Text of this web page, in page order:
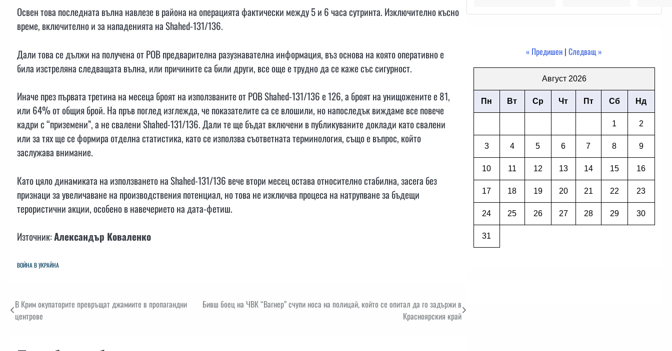
Освен това последната вълна навлезе в района на операцията фактически между 5 и 6 часа сутринта. Изключително късно
време, включително и за нападенията на Shahed-131/136.
Дали това се дължи на получена от РОВ предварителна разузнавателна информация, въз основа на която оперативно е
била изстреляна следващата вълна, или причините са били други, все още е трудно да се каже със сигурност.
Иначе през първата третина на месеца броят на използваните от РОВ Shahed-131/136 е 126, а броят на унищожените е 81,
или 64% от общия брой. На пръв поглед изглежда, че показателите са се влошили, но напоследък виждаме все повече
кадри с “приземени”, а не свалени Shahed-131/136. Дали те ще бъдат включени в публикуваните доклади като свалени
или за тях ще се формира отделна статистика, като се използва съответната терминология, също е въпрос, който
заслужава внимание.
Като цяло динамиката на използването на Shahed-131/136 вече втори месец остава относително стабилна, засега без
признаци за увеличаване на производствения потенциал, но това не изключва процеса на натрупване за бъдещи
терористични акции, особено в навечерието на дата-фетиш.
Източник:Александър Коваленко
ВОЙНА В УКРАЙНА
Навигация
В Крим окупаторите превръщат джамиите в пропагандни
центрове
Бивш боец на ЧВК “Вагнер” счупи носа на полицай, който се опитал да го задържи в
Красноярския край
« Предишен |Следващ »
Август 2026
Пн Вт Ср Чт Пт Сб Нд
1 2
3 4 5 6 7 8 9
10 11 12 13 14 15 16
17 18 19 20 21 22 23
24 25 26 27 28 29 30
31